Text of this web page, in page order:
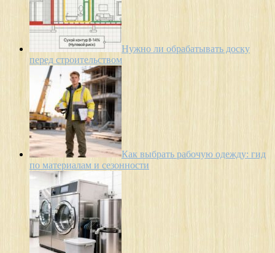
Нужно ли обрабатывать доску
перед строительством
Как выбрать рабочую одежду: гид
по материалам и сезонности